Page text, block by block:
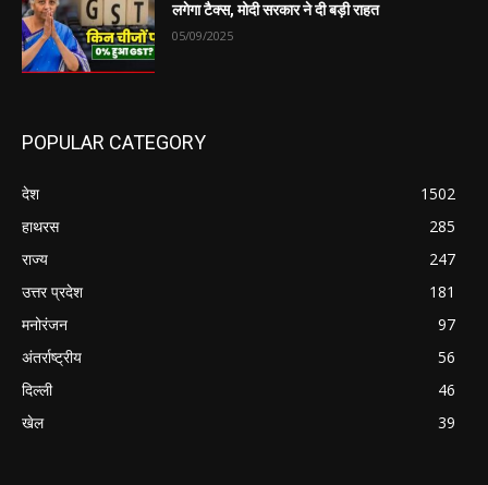
लगेगा टैक्स, मोदी सरकार ने दी बड़ी राहत
05/09/2025
POPULAR CATEGORY
देश
1502
हाथरस
285
राज्य
247
उत्तर प्रदेश
181
मनोरंजन
97
अंतर्राष्ट्रीय
56
दिल्ली
46
खेल
39